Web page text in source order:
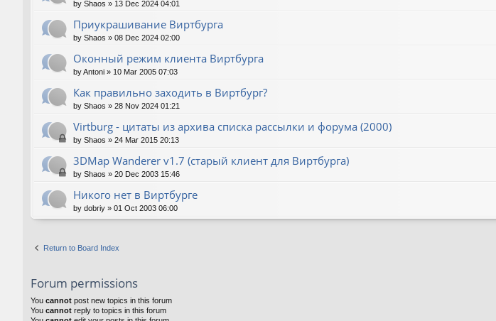
by Shaos » 13 Dec 2024 04:01
Приукрашивание Виртбурга
by Shaos » 08 Dec 2024 02:00
Оконный режим клиента Виртбурга
byAntoni » 10 Mar 2005 07:03
Как правильно заходить в Виртбург?
by Shaos » 28 Nov 2024 01:21
Virtburg - цитаты из архива списка рассылки и форума (2000)
by Shaos » 24 Mar 2015 20:13
3DMap Wanderer v1.7 (старый клиент для Виртбурга)
by Shaos » 20 Dec 2003 15:46
Никого нет в Виртбурге
by dobriy » 01 Oct 2003 06:00
Return to Board Index
Forum permissions
You cannot post new topics in this forum
You cannot reply to topics in this forum